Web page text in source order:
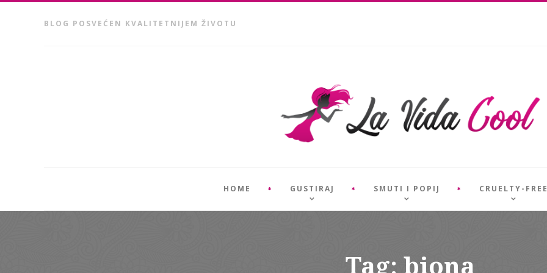
BLOG POSVEĆEN KVALITETNIJEM ŽIVOTU
HOME GUSTIRAJ SMUTI I POPIJ CRUELTY-
Tag: biona